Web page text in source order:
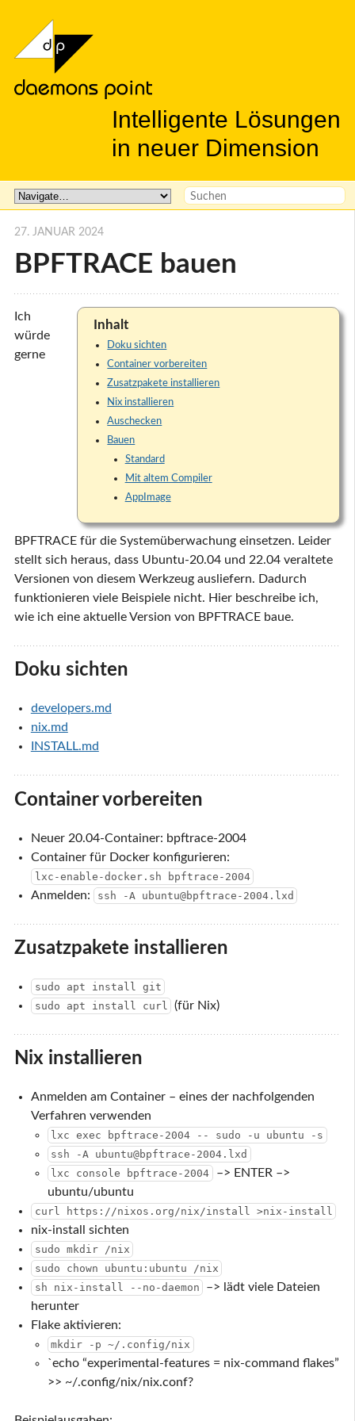
Intelligente Lösungen
in neuer Dimension
BPFTRACE bauen
27. JANUAR 2024
Inhalt
Doku sichten
Container vorbereiten
Zusatzpakete installieren
Nix installieren
Auschecken
Bauen
Standard
Mit altem Compiler
AppImage
Ich
würde
gerne
BPFTRACE für die Systemüberwachung einsetzen. Leider
stellt sich heraus, dass Ubuntu-20.04 und 22.04 veraltete
Versionen von diesem Werkzeug ausliefern. Dadurch
funktionieren viele Beispiele nicht. Hier beschreibe ich,
wie ich eine aktuelle Version von BPFTRACE baue.
Doku sichten
developers.md
nix.md
INSTALL.md
Container vorbereiten
Neuer 20.04-Container: bpftrace-2004
Container für Docker konfigurieren:
lxc-enable-docker.sh bpftrace-2004
Anmelden: ssh -A ubuntu@bpftrace-2004.lxd
Zusatzpakete installieren
sudo apt install git
sudo apt install curl
(für Nix)
Nix installieren
Anmelden am Container – eines der nachfolgenden
Verfahren verwenden
lxc exec bpftrace-2004 -- sudo -u ubuntu -s
ssh -A ubuntu@bpftrace-2004.lxd
lxc console bpftrace-2004
–> ENTER –>
ubuntu/ubuntu
curl https://nixos.org/nix/install >nix-install
nix-install sichten
sudo mkdir /nix
sudo chown ubuntu:ubuntu /nix
sh nix-install --no-daemon
–> lädt viele Dateien
herunter
Flake aktivieren:
mkdir -p ~/.config/nix
`echo “experimental-features = nix-command flakes”
>> ~/.config/nix/nix.conf?